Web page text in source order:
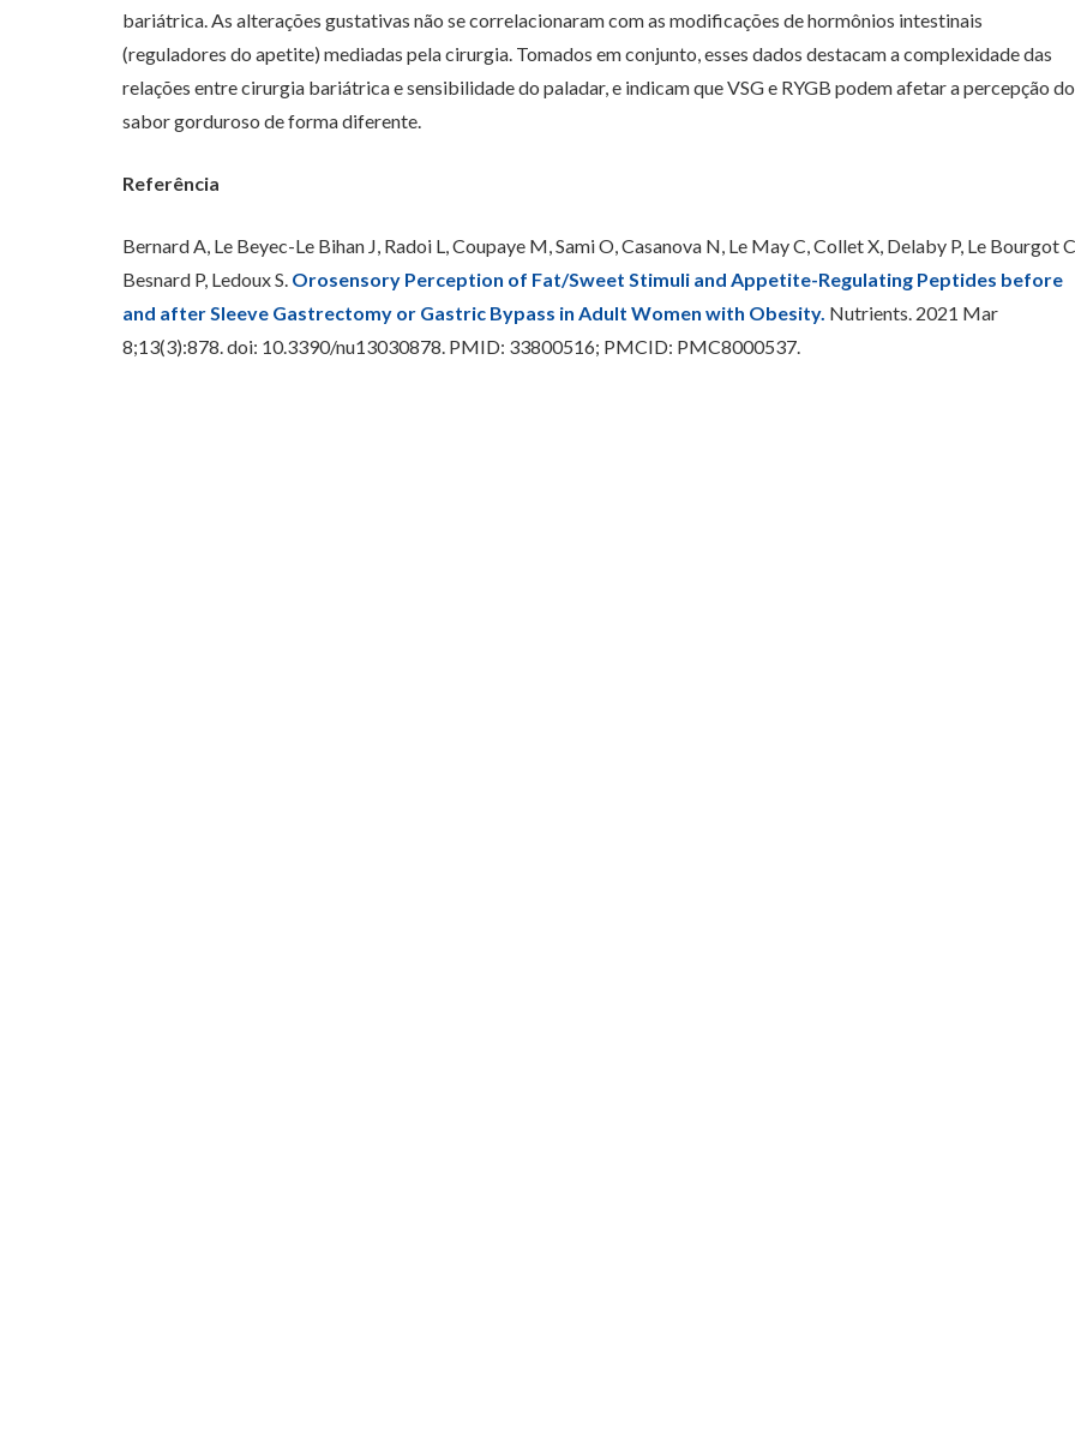
bariátrica. As alterações gustativas não se correlacionaram com as modificações de hormônios intestinais
(reguladores do apetite) mediadas pela cirurgia. Tomados em conjunto, esses dados destacam a complexidade das
relações entre cirurgia bariátrica e sensibilidade do paladar, e indicam que VSG e RYGB podem afetar a percepção do
sabor gorduroso de forma diferente.
Referência
Bernard A, Le Beyec-Le Bihan J, Radoi L, Coupaye M, Sami O, Casanova N, Le May C, Collet X, Delaby P, Le Bourgot
Besnard P, Ledoux S. Orosensory Perception of Fat/Sweet Stimuli and Appetite-Regulating Peptides before
and after Sleeve Gastrectomy or Gastric Bypass in Adult Women with Obesity. Nutrients. 2021 Mar
8;13(3):878. doi: 10.3390/nu13030878. PMID: 33800516; PMCID: PMC8000537.